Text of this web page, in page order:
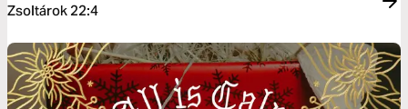
Zsoltárok 22:4